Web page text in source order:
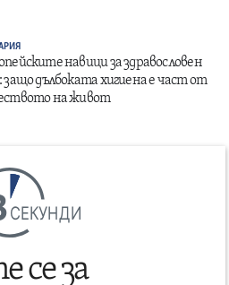
навици за здравословен
защо дълбоката хигиена е част от
на живот
СЕКУНДИ
се за